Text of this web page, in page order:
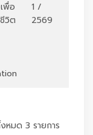
พื่อ
วิต
1 /
2569
หมด 3 รายการ